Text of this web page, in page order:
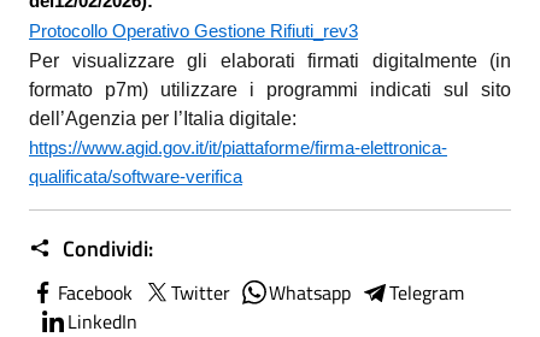
Protocollo Operativo Gestione Rifiuti_rev3
Per visualizzare gli elaborati firmati digitalmente (in
formato p7m) utilizzare i programmi indicati sul sito
dell’Agenzia per l’Italia digitale:
https://www.agid.gov.it/it/piattaforme/firma-elettronica-
qualificata/software-verifica
Condividi:
Facebook Twitter Whatsapp
Telegram
LinkedIn